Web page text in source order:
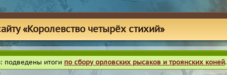
«Королевство четырёх стихий»
: подведены итоги по сбору орловских рысаков и троянских коней.